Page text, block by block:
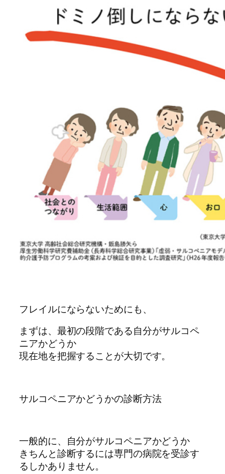
フレイルにならないためにも、
まずは、最初の段階である自分がサルコペ
ニアかどうか
現在地を把握することが大切です。
サルコペニアかどうかの診断方法
一般的に、自分がサルコペニアかどうか
きちんと診断するには専門の病院を受診す
るしかありません。